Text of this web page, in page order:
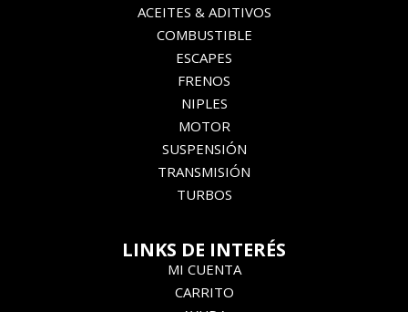
ACEITES & ADITIVOS
COMBUSTIBLE
ESCAPES
FRENOS
NIPLES
MOTOR
SUSPENSIÓN
TRANSMISIÓN
TURBOS
LINKS DE INTERÉS
MI CUENTA
CARRITO